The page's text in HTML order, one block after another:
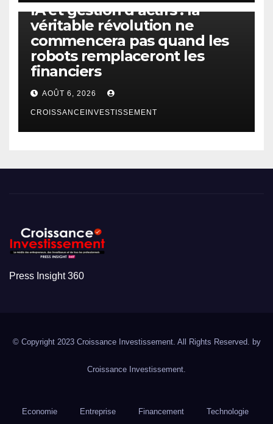
IA et gestion d’actifs : la
véritable révolution ne
commencera pas quand les
robots remplaceront les
financiers
AOÛT 6, 2026
CROISSANCEINVESTISSEMENT
Press Insight 360
© Copyright 2023 Croissance Investissement. All Rights Reserved. by
Croissance Investissement.
Economie Entreprise Financement Technologie